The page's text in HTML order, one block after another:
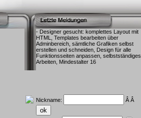
- Designer gesucht: komplettes Layout mit
HTML, Templates bearbeiten über
Adminbereich, sämtliche Grafiken selbst
erstellen und schneiden, Design für alle
Funktionsseiten anpassen, selbstständiges
Arbeiten, Mindestalter 16
Nickname: Â Â